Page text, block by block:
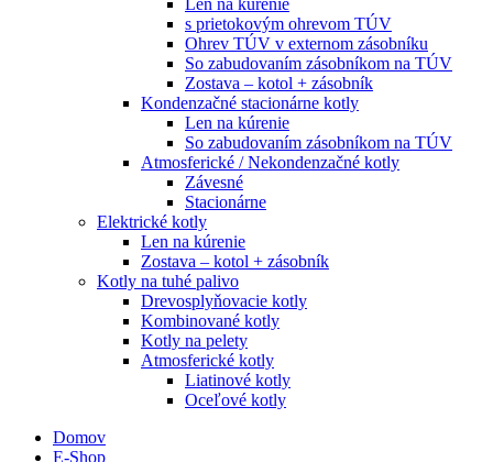
Len na kúrenie
s prietokovým ohrevom TÚV
Ohrev TÚV v externom zásobníku
So zabudovaním zásobníkom na TÚV
Zostava – kotol + zásobník
Kondenzačné stacionárne kotly
Len na kúrenie
So zabudovaním zásobníkom na TÚV
Atmosferické / Nekondenzačné kotly
Závesné
Stacionárne
Elektrické kotly
Len na kúrenie
Zostava – kotol + zásobník
Kotly na tuhé palivo
Drevosplyňovacie kotly
Kombinované kotly
Kotly na pelety
Atmosferické kotly
Liatinové kotly
Oceľové kotly
Domov
E-Shop